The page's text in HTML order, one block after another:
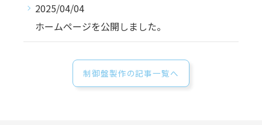
2025/04/04
ホームページを公開しました。
制御盤製作の記事一覧へ